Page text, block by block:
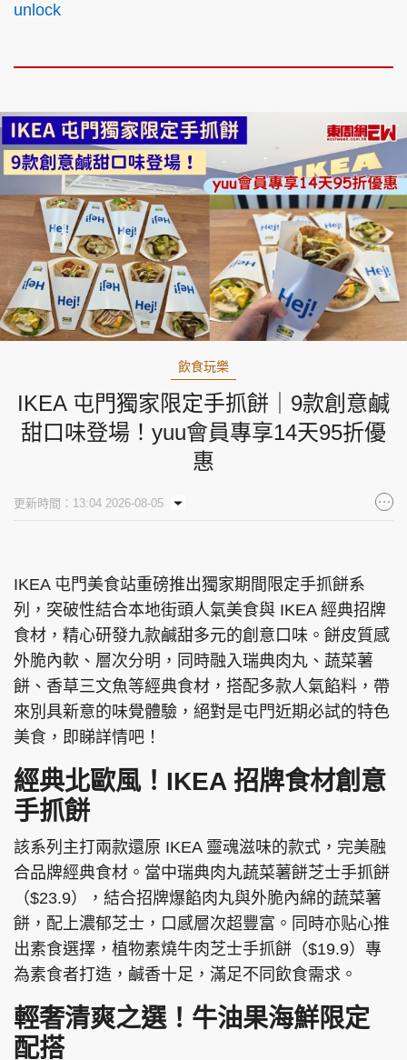
unlock
飲食玩樂
IKEA 屯門獨家限定手抓餅｜9款創意鹹
甜口味登場！yuu會員專享14天95折優
惠
更新時間：13:04 2026-08-05
IKEA 屯門美食站重磅推出獨家期間限定手抓餅系
列，突破性結合本地街頭人氣美食與 IKEA 經典招牌
食材，精心研發九款鹹甜多元的創意口味。餅皮質感
外脆內軟、層次分明，同時融入瑞典肉丸、蔬菜薯
餅、香草三文魚等經典食材，搭配多款人氣餡料，帶
來別具新意的味覺體驗，絕對是屯門近期必試的特色
美食，即睇詳情吧！
經典北歐風！IKEA 招牌食材創意
手抓餅
該系列主打兩款還原 IKEA 靈魂滋味的款式，完美融
合品牌經典食材。當中瑞典肉丸蔬菜薯餅芝士手抓餅
（$23.9），結合招牌爆餡肉丸與外脆內綿的蔬菜薯
餅，配上濃郁芝士，口感層次超豐富。同時亦贴心推
出素食選擇，植物素燒牛肉芝士手抓餅（$19.9）專
為素食者打造，鹹香十足，滿足不同飲食需求。
輕奢清爽之選！牛油果海鮮限定
配搭